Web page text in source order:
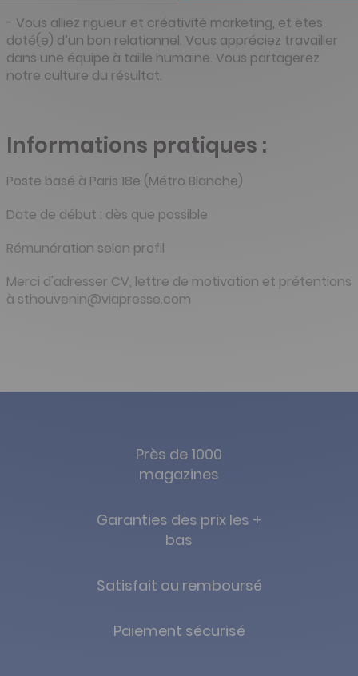
- Vous alliez rigueur et créativité marketing, et êtes
doté(e) d’un bon relationnel. Vous appréciez travailler
dans une équipe à taille humaine. Vous partagerez
notre culture du résultat.
Informations pratiques :
Poste basé à Paris 18e (Métro Blanche)
Date de début : dès que possible
Rémunération selon profil
Merci d'adresser CV, lettre de motivation et prétentions
à sthouvenin@viapresse.com
Près de 1000
magazines
Garanties des prix les +
bas
Satisfait ou remboursé
Paiement sécurisé